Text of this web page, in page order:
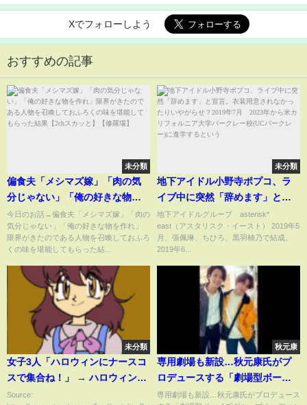
Xでフォローしよう
おすすめの記事
未分類
偏食夫「メシマズ嫁」「肉の気
分じゃない」「俺の好きな物を
作れ」限界がきたのである人物
を召喚しておふろくの味を堪能
してもらった結果【2chスカッ
今日のお話→偏食夫「メシマズ嫁」「肉の
気分じゃない」「俺の好きな物を作れ」
限界がきたのである人物を召喚しておふろ
くの味を堪能してもらった結...
未分類
地下アイドル小野寺ポプコ、ラ
イブ中に突然「辞めます」と宣
言。衣装用意されなかったりい
やがらせ？2019年7月 2023年
から米カリフォルニア大学バー
するという
地下アイドルグループ asterisk*
east（アスタリスク・イースト） 2019年5
月、張佩琳、ちひろ、黒羽柚乃で結成。
2019年6...
未分類
女子3人「ハロウィンにナースコ
スで集合ね！」 → ハロウィン当
日、一人だけヤバすぎるコスで
Source:
秋元康
専用劇場も新設…秋元康氏がプ
ロデュースする「劇場型ボーイ
ズグループオーディション」が
専用劇場も新設…秋元康氏がプロデュース